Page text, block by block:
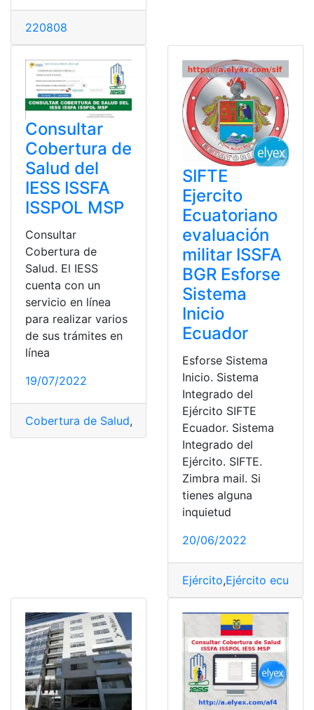
220808
Consultar
Cobertura de
Salud del
IESS ISSFA
ISSPOL MSP
Consultar
Cobertura de
Salud. El IESS
cuenta con un
servicio en línea
para realizar varios
de sus trámites en
línea
19/07/2022
Cobertura de Salud, Consultas,Ecuador ,Herramientas
SIFTE
Ejercito
Ecuatoriano
evaluación
militar ISSFA
BGR Esforse
Sistema
Inicio
Ecuador
Esforse Sistema
Inicio. Sistema
Integrado del
Ejército SIFTE
Ecuador. Sistema
Integrado del
Ejército. SIFTE.
Zimbra mail. Si
tienes alguna
inquietud
20/06/2022
Ejército,Ejército